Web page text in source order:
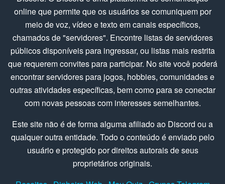
online que permite que os usuários se comuniquem por
meio de voz, vídeo e texto em canais específicos,
chamados de "servidores". Encontre listas de servidores
públicos disponíveis para ingressar, ou listas mais restrita
que requerem convites para participar. No site você poderá
encontrar servidores para jogos, hobbies, comunidades e
outras atividades específicas, bem como para se conectar
com novas pessoas com interesses semelhantes.
Este site não é de forma alguma afiliado ao Discord ou a
qualquer outra entidade. Todo o conteúdo é enviado pelo
usuário e protegido por direitos autorais de seus
proprietários originais.